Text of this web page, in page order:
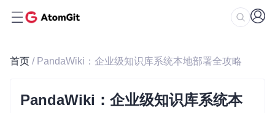
首页 / PandaWiki：企业级知识库系统本地部署全攻略
PandaWiki：企业级知识库系统本